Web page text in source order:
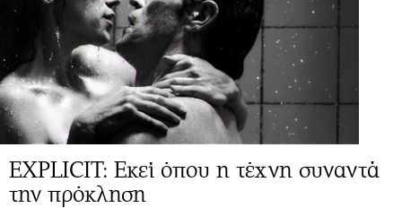
EXPLICIT: Εκεί όπου η τέχνη συναντά
την πρόκληση